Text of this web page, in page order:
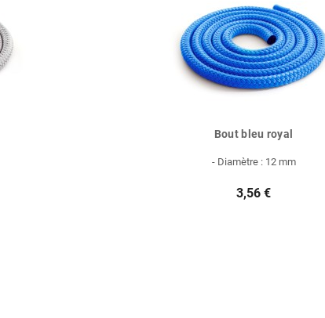
Bout bleu royal
- Diamètre : 12 mm
3,56 €